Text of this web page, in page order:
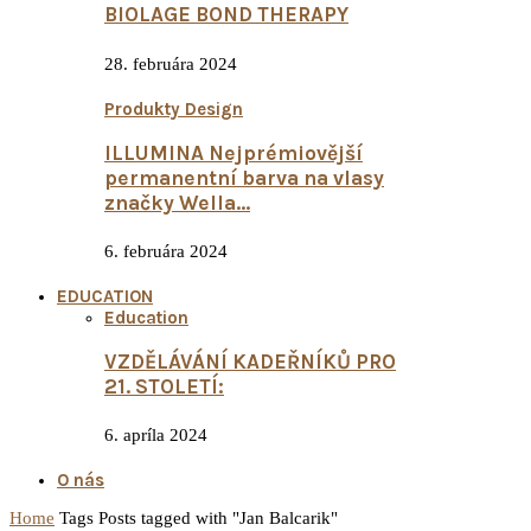
BIOLAGE BOND THERAPY
28. februára 2024
Produkty Design
ILLUMINA Nejprémiovější
permanentní barva na vlasy
značky Wella...
6. februára 2024
EDUCATION
Education
VZDĚLÁVÁNÍ KADEŘNÍKŮ PRO
21. STOLETÍ:
6. apríla 2024
O nás
Home Tags Posts tagged with "Jan Balcarik"